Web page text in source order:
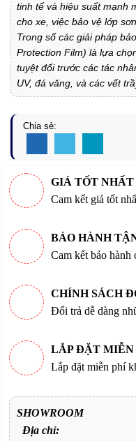
tinh tế và hiệu suất mạnh
cho xe, việc bảo vệ lớp
Trong số các giải pháp
Protection Film) là lựa
tuyệt đối trước các tác
UV, đá văng, và các vết
Chia sẻ:
GIÁ TỐT NHẤT
Cam kết giá tốt
BẢO HÀNH
Cam kết bảo hành
CHÍNH SÁCH
Đổi trả dễ dàng
LẮP ĐẶT MIỄN
Lắp đặt miễn phí
SHOWROOM
Địa chỉ: